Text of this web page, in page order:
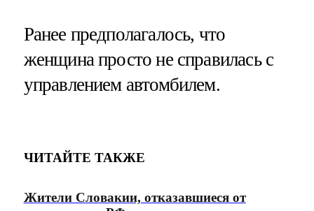
Ранее предполагалось, что
женщина просто не справилась с
управлением автомбилем.
ЧИТАЙТЕ ТАКЖЕ
Жители Словакии, отказавшиеся от